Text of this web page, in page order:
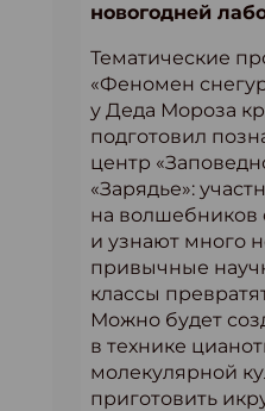
новогодней
Тематические
«Феномен
у Деда Мороза
подготовил
центр
«Зарядье»:
на волшебников
и узнают много
привычные
классы
Можно будет
в технике
молекулярной
приготовить